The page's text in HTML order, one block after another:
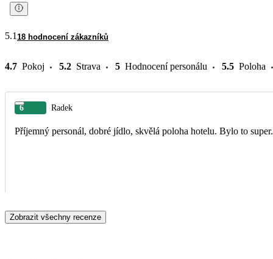
5.1 18 hodnocení zákazníků
4.7 Pokoj 5.2 Strava 5 Hodnocení personálu 5.5 Poloha
6 Radek
Příjemný personál, dobré jídlo, skvělá poloha hotelu. Bylo to super.
Zobrazit všechny recenze